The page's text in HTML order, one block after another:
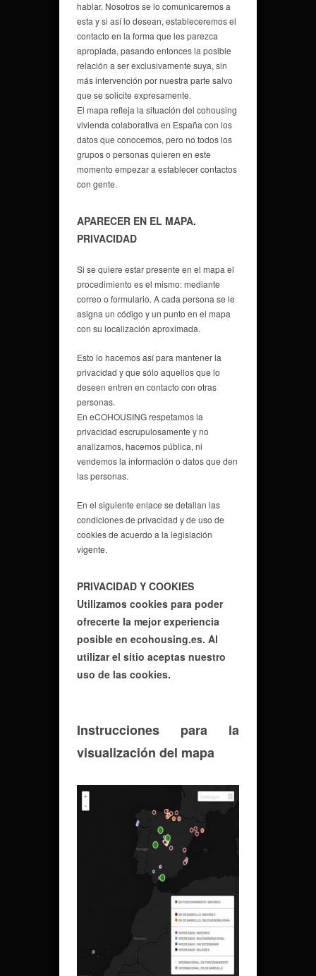
hablar. Nosotros se lo comunicaremos a
esta y si así lo desean, estableceremos el
contacto en la forma que les parezca
apropiada, pasando entonces la posible
relación a ser exclusivamente suya, sin
más intervención por nuestra parte salvo
que se solicite expresamente.
El mapa refleja la situación del cohousing
vivienda colaborativa en España con los
datos que conocemos, pero no todos los
grupos o personas quieren en este
momento empezar a establecer contactos
con gente.
APARECER EN EL MAPA.
PRIVACIDAD
Si se quiere estar presente en el mapa el
procedimiento es el mismo: mediante
correo o formulario. A cada persona se le
asigna un código y un punto en el mapa
con su localización aproximada.
Esto lo hacemos así para mantener la
privacidad y que sólo aquellos que lo
deseen entren en contacto con otras
personas.
En eCOHOUSING respetamos la
privacidad escrupulosamente y no
analizamos, hacemos pública, ni
vendemos la información o datos que den
las personas.
En el siguiente enlace se detallan las
condiciones de privacidad y de uso de
cookies de acuerdo a la legislación
vigente.
PRIVACIDAD Y COOKIES
Utilizamos cookies para poder
ofrecerte la mejor experiencia
posible en ecohousing.es. Al
utilizar el sitio aceptas nuestro
uso de las cookies.
Instrucciones para la
visualización del mapa